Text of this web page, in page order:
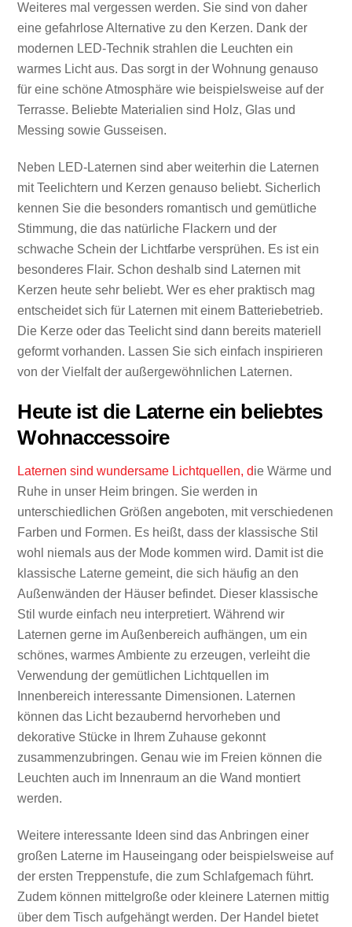
Weiteres mal vergessen werden. Sie sind von daher
eine gefahrlose Alternative zu den Kerzen. Dank der
modernen LED-Technik strahlen die Leuchten ein
warmes Licht aus. Das sorgt in der Wohnung genauso
für eine schöne Atmosphäre wie beispielsweise auf der
Terrasse. Beliebte Materialien sind Holz, Glas und
Messing sowie Gusseisen.
Neben LED-Laternen sind aber weiterhin die Laternen
mit Teelichtern und Kerzen genauso beliebt. Sicherlich
kennen Sie die besonders romantisch und gemütliche
Stimmung, die das natürliche Flackern und der
schwache Schein der Lichtfarbe versprühen. Es ist ein
besonderes Flair. Schon deshalb sind Laternen mit
Kerzen heute sehr beliebt. Wer es eher praktisch mag
entscheidet sich für Laternen mit einem Batteriebetrieb.
Die Kerze oder das Teelicht sind dann bereits materiell
geformt vorhanden. Lassen Sie sich einfach inspirieren
von der Vielfalt der außergewöhnlichen Laternen.
Heute ist die Laterne ein beliebtes
Wohnaccessoire
Laternen sind wundersame Lichtquellen, die Wärme und
Ruhe in unser Heim bringen. Sie werden in
unterschiedlichen Größen angeboten, mit verschiedenen
Farben und Formen. Es heißt, dass der klassische Stil
wohl niemals aus der Mode kommen wird. Damit ist die
klassische Laterne gemeint, die sich häufig an den
Außenwänden der Häuser befindet. Dieser klassische
Stil wurde einfach neu interpretiert. Während wir
Laternen gerne im Außenbereich aufhängen, um ein
schönes, warmes Ambiente zu erzeugen, verleiht die
Verwendung der gemütlichen Lichtquellen im
Innenbereich interessante Dimensionen. Laternen
können das Licht bezaubernd hervorheben und
dekorative Stücke in Ihrem Zuhause gekonnt
zusammenzubringen. Genau wie im Freien können die
Leuchten auch im Innenraum an die Wand montiert
werden.
Weitere interessante Ideen sind das Anbringen einer
großen Laterne im Hauseingang oder beispielsweise auf
der ersten Treppenstufe, die zum Schlafgemach führt.
Zudem können mittelgroße oder kleinere Laternen mittig
über dem Tisch aufgehängt werden. Der Handel bietet